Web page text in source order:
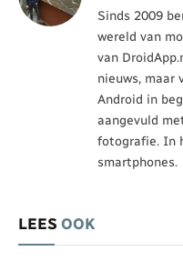
Sinds 2009
wereld van
van
nieuws, maar
Android in
aangevuld
fotografie. In
smartphones.
LEES OOK